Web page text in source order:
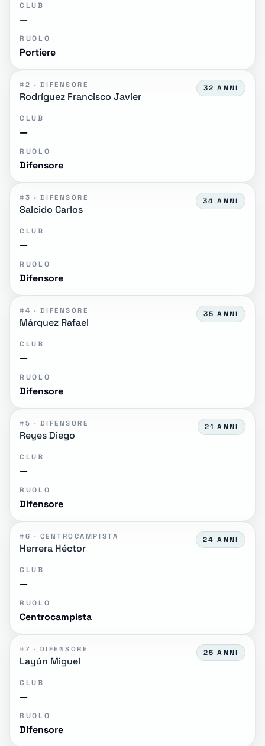
CLUB
—
RUOLO
Portiere
#2 · DIFENSORE
Rodríguez Francisco Javier
32 ANNI
CLUB
—
RUOLO
Difensore
#3 · DIFENSORE
Salcido Carlos
34 ANNI
CLUB
—
RUOLO
Difensore
#4 · DIFENSORE
Márquez Rafael
35 ANNI
CLUB
—
RUOLO
Difensore
#5 · DIFENSORE
Reyes Diego
21 ANNI
CLUB
—
RUOLO
Difensore
#6 · CENTROCAMPISTA
Herrera Héctor
24 ANNI
CLUB
—
RUOLO
Centrocampista
#7 · DIFENSORE
Layún Miguel
25 ANNI
CLUB
—
RUOLO
Difensore